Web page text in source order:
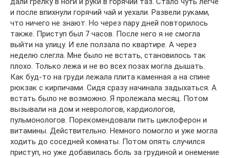
и после впихнули горячий чай и уехали. Развели руками,
что ничего не знают. Но через пару дней повторилось
также. Приступ был 7 часов. После него я не смогла
выйти на улицу. И еле ползала по квартире. А через
неделю слегла. Мне было не встать, становилось так
плохо. Только лежа и не во всех позах могла дышать.
Как буд-то на груди лежала плита каменная а на спине
рюкзак с кирпичами. Сидя сразу начинала задыхаться. А
встать было не возможно. Я пролежала месяц. Потом
вызывали на дом и неврологов, кардиологов,
пульмонологов. Порекомендовали пить циклоферон и
витамины. Действительно. Немного помогло и уже могла
ходить до соседней комнаты. Потом опять случился
приступ, но уже добавилась боль за грудиной и онемение